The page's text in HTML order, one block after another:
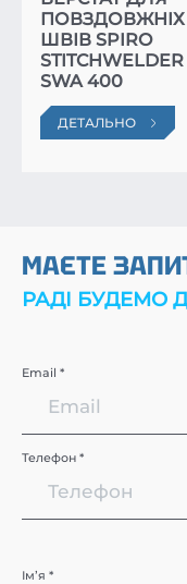
ПОВЗДОВЖНІХ
ШВІВ SPIRO
STITCHWELDER
SWA 400
ДЕТАЛЬНО
МАЄТЕ
РАДІ БУДЕМО
Email *
Телефон *
Імʼя *